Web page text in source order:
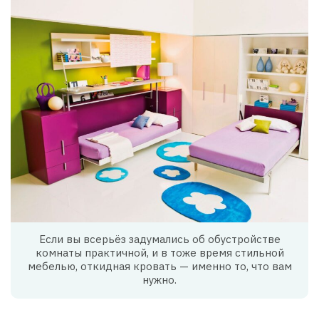
Если вы всерьёз задумались об обустройстве
комнаты практичной, и в тоже время стильной
мебелью, откидная кровать — именно то, что вам
нужно.